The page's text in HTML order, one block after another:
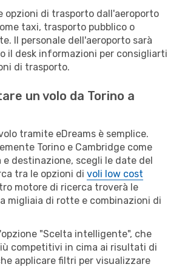
opzioni di trasporto dall'aeroporto
taxi, trasporto pubblico o
Il personale dell'aeroporto sarà
il desk informazioni per consigliarti
di trasporto.
un volo da Torino a
tramite eDreams è semplice.
Torino e Cambridge come
destinazione, scegli le date del
tra le opzioni di voli low cost
motore di ricerca troverà le
migliaia di rotte e combinazioni di
"Scelta intelligente", che
competitivi in cima ai risultati di
applicare filtri per visualizzare